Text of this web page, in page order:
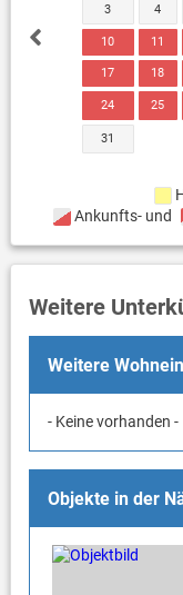
3 4
10 11
17 18
24 25
31
Ankunfts- und
Weitere
Weitere
- Keine vorhanden -
Objekte in der